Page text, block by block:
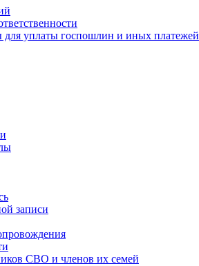
уплаты госпошлин и иных платежей
записи
СВО и членов их семей